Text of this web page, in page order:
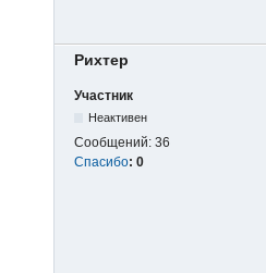
Рихтер
Участник
Неактивен
Сообщений: 36
Спасибо: 0